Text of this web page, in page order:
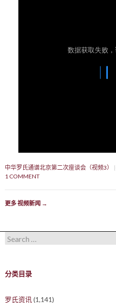
中华罗氏通谱北京第二次座谈会（视频3）
1 COMMENT
更多 视频新闻 →
Search for:
分类目录
罗氏资讯(1,141)